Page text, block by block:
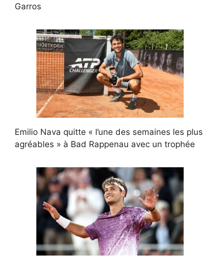
Garros
Emilio Nava quitte « l’une des semaines les plus
agréables » à Bad Rappenau avec un trophée